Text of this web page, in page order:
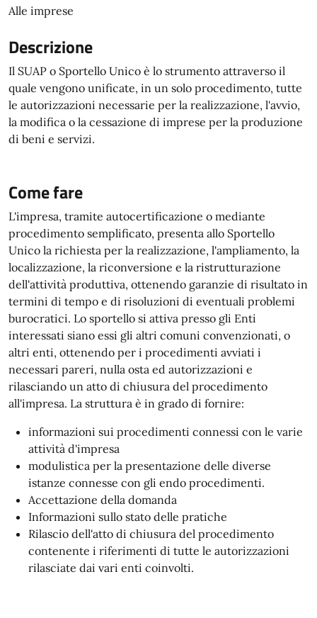
Alle imprese
Descrizione
Il SUAP o Sportello Unico è lo strumento attraverso il
quale vengono unificate, in un solo procedimento, tutte
le autorizzazioni necessarie per la realizzazione, l'avvio,
la modifica o la cessazione di imprese per la produzione
di beni e servizi.
Come fare
L'impresa, tramite autocertificazione o mediante
procedimento semplificato, presenta allo Sportello
Unico la richiesta per la realizzazione, l'ampliamento, la
localizzazione, la riconversione e la ristrutturazione
dell'attività produttiva, ottenendo garanzie di risultato in
termini di tempo e di risoluzioni di eventuali problemi
burocratici. Lo sportello si attiva presso gli Enti
interessati siano essi gli altri comuni convenzionati, o
altri enti, ottenendo per i procedimenti avviati i
necessari pareri, nulla osta ed autorizzazioni e
rilasciando un atto di chiusura del procedimento
all'impresa. La struttura è in grado di fornire:
informazioni sui procedimenti connessi con le varie
attività d'impresa
modulistica per la presentazione delle diverse
istanze connesse con gli endo procedimenti.
Accettazione della domanda
Informazioni sullo stato delle pratiche
Rilascio dell'atto di chiusura del procedimento
contenente i riferimenti di tutte le autorizzazioni
rilasciate dai vari enti coinvolti.